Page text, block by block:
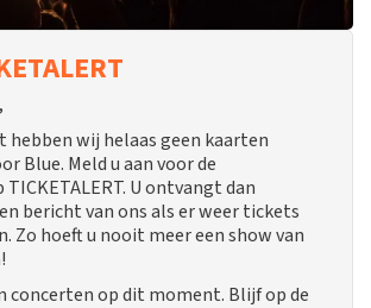
wij helaas geen kaarten
Blue. Meld u aan voor de
U ontvangt dan
bericht van ons als er weer tickets
Zo hoeft u nooit meer een show van
concerten op dit moment. Blijf op de